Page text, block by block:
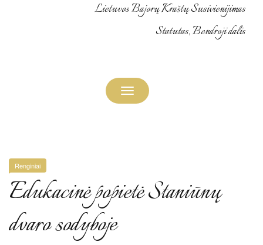
Lietuvos Bajorų Kraštų Susivienijimas
Statutas, Bendroji dalis
Toggle
navigation
Renginiai
Edukacinė popietė Staniūnų
dvaro sodyboje